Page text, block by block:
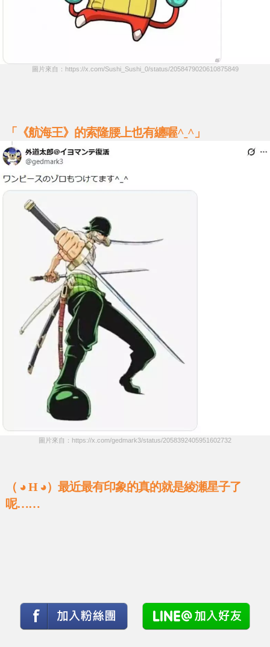
圖片來自：https://x.com/Sushi_Sushi_0/status/2058479020610875849
「《航海王》的索隆腰上也有纏喔^ˍ^」
圖片來自：https://x.com/gedmark3/status/2058392405951602732
（ ◕ H ◕）最近最有印象的真的就是綾瀬星子了
呢……